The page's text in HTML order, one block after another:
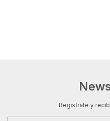
Registrate y